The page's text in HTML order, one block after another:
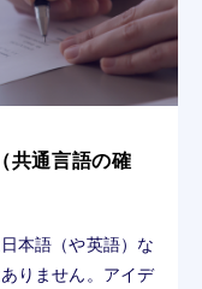
共通言語の確
本語（や英語）な
りません。アイデ